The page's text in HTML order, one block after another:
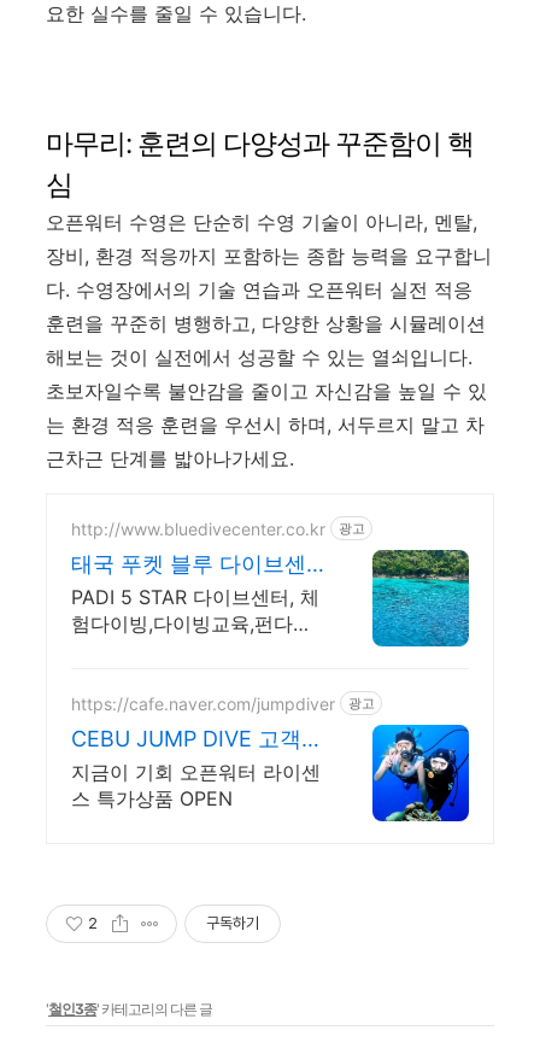
요한 실수를 줄일 수 있습니다.
마무리: 훈련의 다양성과 꾸준함이 핵
심
오픈워터 수영은 단순히 수영 기술이 아니라, 멘탈,
장비, 환경 적응까지 포함하는 종합 능력을 요구합니
다. 수영장에서의 기술 연습과 오픈워터 실전 적응
훈련을 꾸준히 병행하고, 다양한 상황을 시뮬레이션
해보는 것이 실전에서 성공할 수 있는 열쇠입니다.
초보자일수록 불안감을 줄이고 자신감을 높일 수 있
는 환경 적응 훈련을 우선시 하며, 서두르지 말고 차
근차근 단계를 밟아나가세요.
http://www.bluedivecenter.co.kr 광고
태국 푸켓 블루 다이브센
터
PADI 5 STAR 다이브센터, 체
험다이빙,다이빙교육,펀다이
https://cafe.naver.com/jumpdiver 광고
CEBU JUMP DIVE 고객만
족도 최상위 확실케어
지금이 기회 오픈워터 라이센
스 특가상품 OPEN
2 구독하기
'철인3종' 카테고리의 다른 글